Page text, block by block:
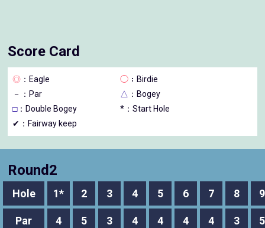
Score Card
◎ ：Eagle ◯ ：Birdie
－
：Par △ ：Bogey
□：Double Bogey
*：Start Hole
✔：Fairway keep
Round2
Hole 1* 2 3 4 5 6 7 8 9
Par 4 5 3 4 4 4 4 3 5